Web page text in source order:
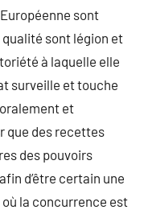
sont
sont légion et
à laquelle elle
surveille et touche
et
que des recettes
des pouvoirs
d’être certain une
la concurrence est